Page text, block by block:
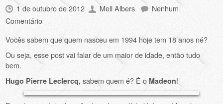
1 de outubro de 2012 Mell Albers
Nenhum
Comentário
Vocês sabem que quem nasceu em 1994 hoje tem 18 anos né?
Ou seja, esse post vai falar de um maior de idade, então tudo
bem.
Hugo Pierre Leclercq, sabem quem é? É o Madeon!